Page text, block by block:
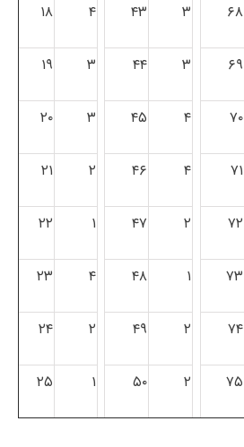
۶۸ ۳ ۴۳ ۴ ۱۸
۶۹ ۳ ۴۴ ۳ ۱۹
۷۰ ۴ ۴۵ ۳ ۲۰
۷۱ ۴ ۴۶ ۲ ۲۱
۷۲ ۲ ۴۷ ۱ ۲۲
۷۳ ۱ ۴۸ ۴ ۲۳
۷۴ ۲ ۴۹ ۲ ۲۴
۷۵ ۲ ۵۰ ۱ ۲۵